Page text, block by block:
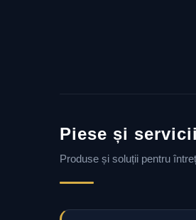
Piese și
Produse și soluții pentru